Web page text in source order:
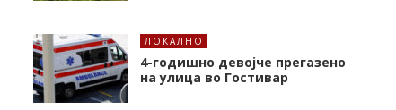
ЛОКАЛНО
4-годишно девојче прегазено
на улица во Гостивар